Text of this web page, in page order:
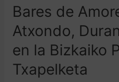
Bares de
Atxondo,
en la Bizkaiko
Txapelketa